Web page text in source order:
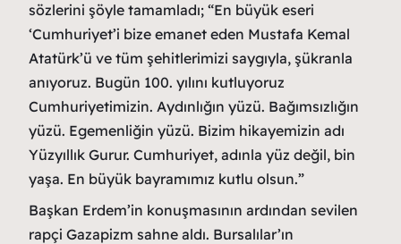
sözlerini şöyle tamamladı; “En büyük eseri
‘Cumhuriyet’i bize emanet eden Mustafa Kemal
Atatürk’ü ve tüm şehitlerimizi saygıyla, şükranla
anıyoruz. Bugün 100. yılını kutluyoruz
Cumhuriyetimizin. Aydınlığın yüzü. Bağımsızlığın
yüzü. Egemenliğin yüzü. Bizim hikayemizin adı
Yüzyıllık Gurur. Cumhuriyet, adınla yüz değil, bin
yaşa. En büyük bayramımız kutlu olsun.”
Başkan Erdem’in konuşmasının ardından sevilen
rapçi Gazapizm sahne aldı. Bursalılar’ın